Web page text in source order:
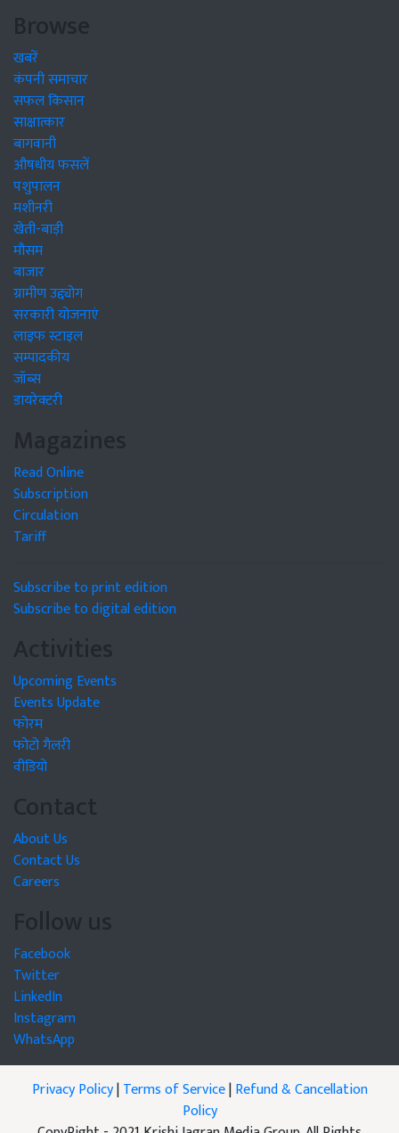
Browse
खबरें
कंपनी समाचार
सफल किसान
साक्षात्कार
बागवानी
औषधीय फसलें
पशुपालन
मशीनरी
खेती-बाड़ी
मौसम
बाजार
ग्रामीण उद्द्योग
सरकारी योजनाएं
लाइफ स्टाइल
सम्पादकीय
जॉब्स
डायरेक्टरी
Magazines
Read Online
Subscription
Circulation
Tariff
Subscribe to print edition
Subscribe to digital edition
Activities
Upcoming Events
Events Update
फोरम
फोटो गैलरी
वीडियो
Contact
About Us
Contact Us
Careers
Follow us
Facebook
Twitter
LinkedIn
Instagram
WhatsApp
Privacy Policy|Terms of Service|Refund & Cancellation
Policy